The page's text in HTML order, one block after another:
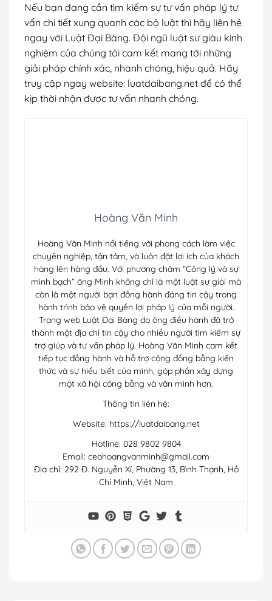
Nếu bạn đang cần tìm kiếm sự tư vấn pháp lý tư
vấn chi tiết xung quanh các bộ luật thì hãy liên hệ
ngay với Luật Đại Bàng. Đội ngũ luật sư giàu kinh
nghiệm của chúng tôi cam kết mang tới những
giải pháp chính xác, nhanh chóng, hiệu quả. Hãy
truy cập ngay website: luatdaibang.net để có thể
kịp thời nhận được tư vấn nhanh chóng.
Hoàng Văn Minh
Hoàng Văn Minh nổi tiếng với phong cách làm việc
chuyên nghiệp, tận tâm, và luôn đặt lợi ích của khách
hàng lên hàng đầu. Với phương châm “Công lý và sự
minh bạch” ông Minh không chỉ là một luật sư giỏi mà
còn là một người bạn đồng hành đáng tin cậy trong
hành trình bảo vệ quyền lợi pháp lý của mỗi người.
Trang web Luật Đại Bàng do ông điều hành đã trở
thành một địa chỉ tin cậy cho nhiều người tìm kiếm sự
trợ giúp và tư vấn pháp lý. Hoàng Văn Minh cam kết
tiếp tục đồng hành và hỗ trợ cộng đồng bằng kiến
thức và sự hiểu biết của mình, góp phần xây dựng
một xã hội công bằng và văn minh hơn.
Thông tin liên hệ:
Website: https://luatdaibang.net
Hotline: 028 9802 9804
Email: ceohoangvanminh@gmail.com
Địa chỉ: 292 Đ. Nguyễn Xí, Phường 13, Bình Thạnh, Hồ
Chí Minh, Việt Nam